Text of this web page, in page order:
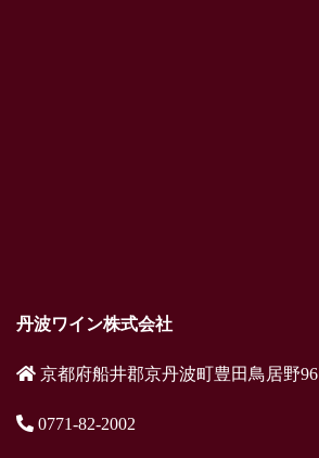
丹波ワイン株式会社
京都府船井郡京丹波町豊田鳥居野96
0771-82-2002